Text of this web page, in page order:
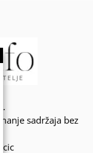
sadržaja bez